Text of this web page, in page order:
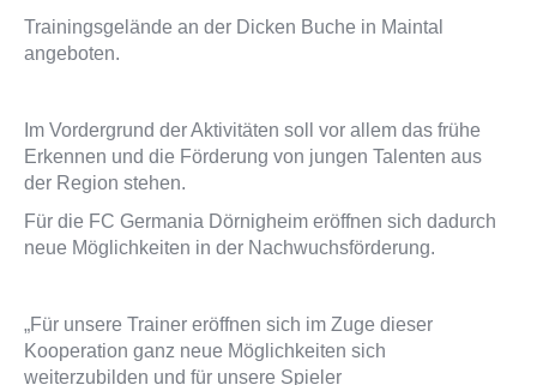
Trainingsgelände an der Dicken Buche in Maintal
angeboten.
Im Vordergrund der Aktivitäten soll vor allem das frühe
Erkennen und die Förderung von jungen Talenten aus
der Region stehen.
Für die FC Germania Dörnigheim eröffnen sich dadurch
neue Möglichkeiten in der Nachwuchsförderung.
„Für unsere Trainer eröffnen sich im Zuge dieser
Kooperation ganz neue Möglichkeiten sich
weiterzubilden und für unsere Spieler